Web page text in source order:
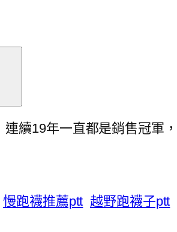
續19年一直都是銷售冠軍
慢跑襪推薦ptt 越野跑襪子ptt